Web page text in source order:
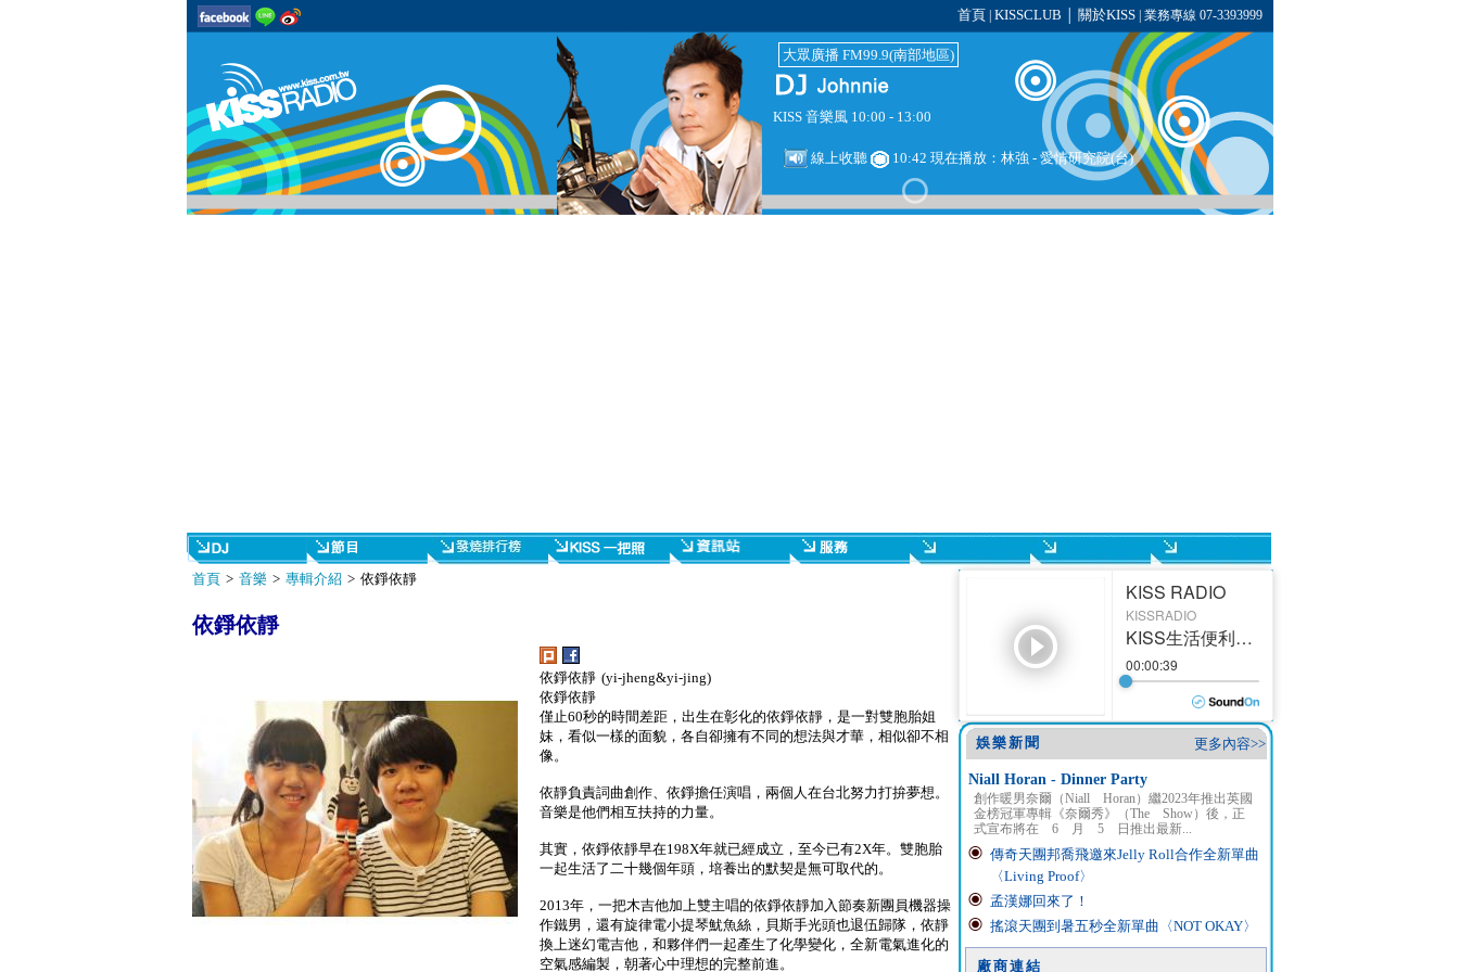
首頁 KISSCLUB 關於KISS| 業務專線 07-3393999
大眾廣播 FM99.9(南部地區)
KISS 音樂風 10:00 - 13:00
線上收聽 10:42 現在播放： 林強 - 愛情研究院(台)
首頁> 音樂> 專輯介紹 > 依錚依靜
依錚依靜
依錚依靜 (yi-jheng&yi-jing)
依錚依靜
僅止60秒的時間差距，出生在彰化的依錚依靜，是一對雙胞胎姐
妹，看似一樣的面貌，各自卻擁有不同的想法與才華，相似卻不相
像。
依靜負責詞曲創作、依錚擔任演唱，兩個人在台北努力打拚夢想。
音樂是他們相互扶持的力量。
其實，依錚依靜早在198X年就已經成立，至今已有2X年。雙胞胎
一起生活了二十幾個年頭，培養出的默契是無可取代的。
2013年，一把木吉他加上雙主唱的依錚依靜加入節奏新團員機器操
作鐵男，還有旋律電小提琴魷魚絲，貝斯手光頭也退伍歸隊，依靜
換上迷幻電吉他，和夥伴們一起產生了化學變化，全新電氣進化的
空氣感編製，朝著心中理想的完整前進。
更多內容>>
娛樂新聞
Niall Horan - Dinner Party
創作暖男奈爾（Niall Horan）繼2023年推出英國
金榜冠軍專輯《奈爾秀》（The Show）後，正
式宣布將在 6 月 5 日推出最新...
傳奇天團邦喬飛邀來Jelly Roll合作全新單曲
〈Living Proof〉
孟漢娜回來了！
搖滾天團到暑五秒全新單曲〈NOT OKAY〉
廠商連結